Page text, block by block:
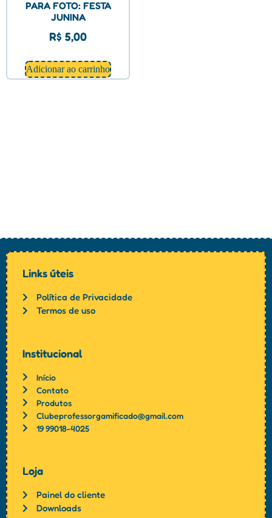
PARA FOTO: FESTA
JUNINA
R$ 5,00
Adicionar ao carrinho
Links úteis
Política de Privacidade
Termos de uso
Institucional
Início
Contato
Produtos
Clubeprofessorgamificado@gmail.com
19 99018-4025
Loja
Painel do cliente
Downloads